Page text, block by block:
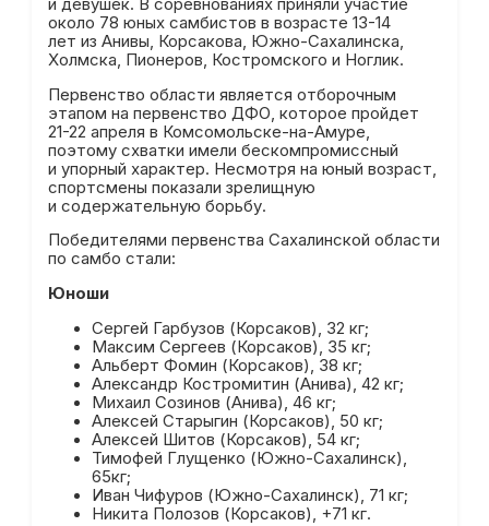
и девушек. В соревнованиях приняли участие
около 78 юных самбистов в возрасте 13-14
лет из Анивы, Корсакова, Южно-Сахалинска,
Холмска, Пионеров, Костромского и Ноглик.
Первенство области является отборочным
этапом на первенство ДФО, которое пройдет
21-22 апреля в Комсомольске-на-Амуре,
поэтому схватки имели бескомпромиссный
и упорный характер. Несмотря на юный возраст,
спортсмены показали зрелищную
и содержательную борьбу.
Победителями первенства Сахалинской области
по самбо стали:
Юноши
Сергей Гарбузов (Корсаков), 32 кг;
Максим Сергеев (Корсаков), 35 кг;
Альберт Фомин (Корсаков), 38 кг;
Александр Костромитин (Анива), 42 кг;
Михаил Созинов (Анива), 46 кг;
Алексей Старыгин (Корсаков), 50 кг;
Алексей Шитов (Корсаков), 54 кг;
Тимофей Глущенко (Южно-Сахалинск),
65кг;
Иван Чифуров (Южно-Сахалинск), 71 кг;
Никита Полозов (Корсаков), +71 кг.